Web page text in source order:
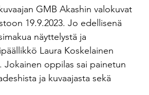
GMB Akashin valokuvat
19.9.2023. Jo edellisenä
näyttelystä ja
Laura Koskelainen
Jokainen oppilas sai painetun
ja kuvaajasta sekä